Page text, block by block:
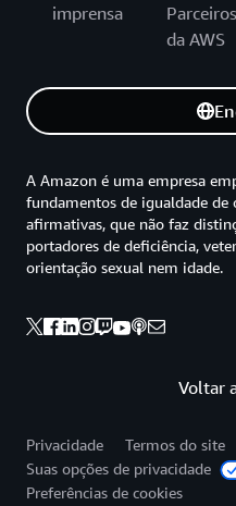
imprensa
Parceiros
da AWS
Voltar
A Amazon é uma empresa
fundamentos de igualdade de
afirmativas, que não faz
portadores de deficiência,
orientação sexual nem idade.
Privacidade
Termos do site
Suas opções de privacidade
Preferências de cookies